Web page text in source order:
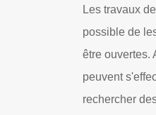
Les travaux
possible de
être ouvertes.
peuvent
rechercher